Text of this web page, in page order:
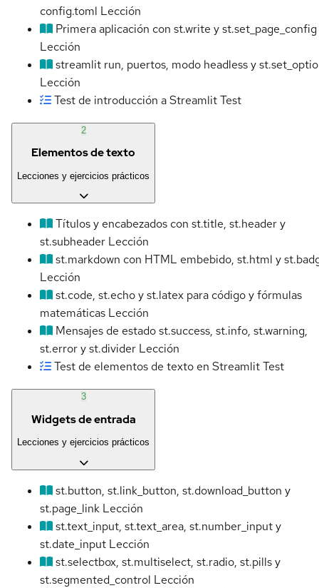
config.toml Lección
Primera aplicación con st.write y st.set_page_config
Lección
streamlit run, puertos, modo headless y
Lección
Test de introducción a StreamlitTest
2
Elementos de texto
Lecciones y ejercicios prácticos
Títulos y encabezados con st.title, st.header y
st.subheader Lección
st.markdown con HTML embebido, st.html y
Lección
st.code, st.echo y st.latex para código y fórmulas
matemáticas Lección
Mensajes de estado st.success, st.info, st.warning,
st.error y st.divider Lección
Test de elementos de texto en StreamlitTest
3
Widgets de entrada
Lecciones y ejercicios prácticos
st.button, st.link_button, st.download_button y
st.page_link Lección
st.text_input, st.text_area, st.number_input y
st.date_input Lección
st.selectbox, st.multiselect, st.radio, st.pills y
st.segmented_control Lección